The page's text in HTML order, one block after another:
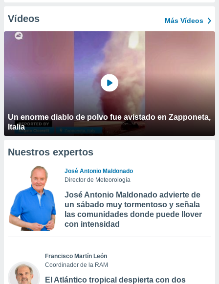
Vídeos Más Vídeos
Un enorme diablo de polvo fue avistado en Zapponeta,
Italia
Nuestros expertos
José Antonio Maldonado
Director de Meteorología
José Antonio Maldonado advierte de
un sábado muy tormentoso y señala
las comunidades donde puede llover
con intensidad
Francisco Martín León
Coordinador de la RAM
El Atlántico tropical despierta con dos